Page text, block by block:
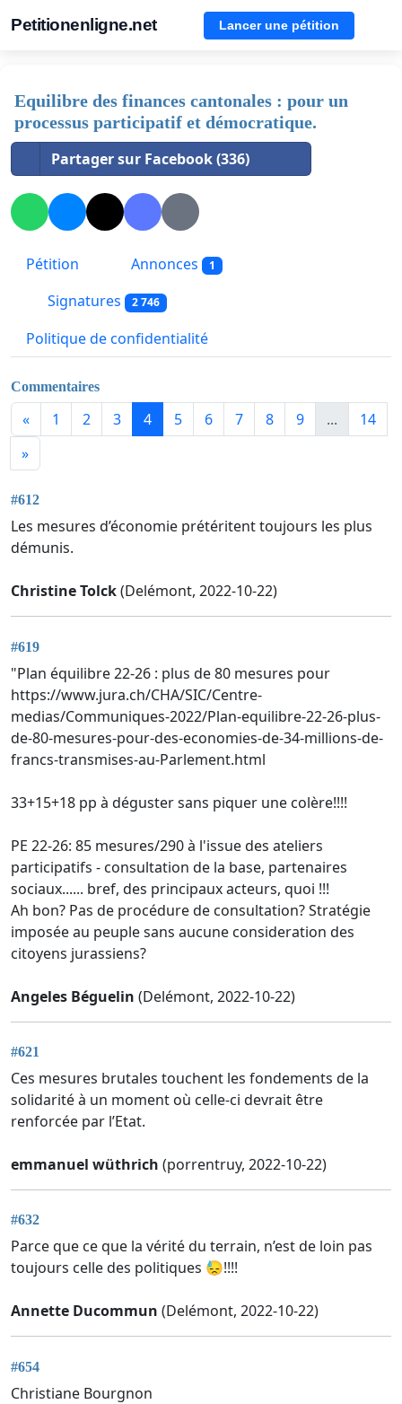
Petitionenligne.net Lancer une pétition
Equilibre des finances cantonales : pour un
processus participatif et démocratique.
Partager sur Facebook (336)
Pétition Annonces 1
Signatures 2 746
Politique de confidentialité
Commentaires
« 1 2 3 4 5 6 7 8 9 ...
14
»
#612
Les mesures d’économie prétéritent toujours les plus
démunis.
Christine Tolck(Delémont, 2022-10-22)
#619
"Plan équilibre 22-26 : plus de 80 mesures pour
https://www.jura.ch/CHA/SIC/Centre-
medias/Communiques-2022/Plan-equilibre-22-26-plus-
de-80-mesures-pour-des-economies-de-34-millions-de-
francs-transmises-au-Parlement.html
33+15+18 pp à déguster sans piquer une colère!!!!
PE 22-26: 85 mesures/290 à l'issue des ateliers
participatifs - consultation de la base, partenaires
sociaux...... bref, des principaux acteurs, quoi !!!
Ah bon? Pas de procédure de consultation? Stratégie
imposée au peuple sans aucune consideration des
citoyens jurassiens?
Angeles Béguelin (Delémont, 2022-10-22)
#621
Ces mesures brutales touchent les fondements de la
solidarité à un moment où celle-ci devrait être
renforcée par l’Etat.
emmanuel wüthrich (porrentruy, 2022-10-22)
#632
Parce que ce que la vérité du terrain, n’est de loin pas
toujours celle des politiques 😓!!!!
Annette Ducommun (Delémont, 2022-10-22)
#654
Christiane Bourgnon